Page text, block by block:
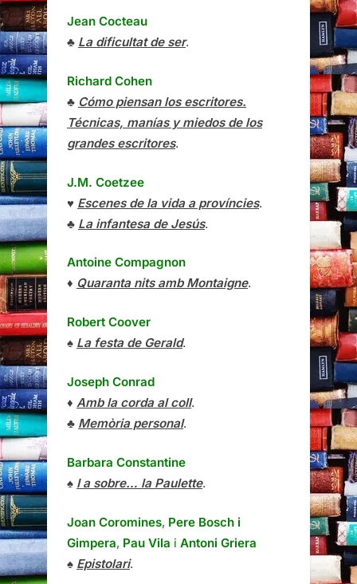
Jean Cocteau
♣ La dificultat de ser.
Richard Cohen
♣ Cómo piensan los escritores.
Técnicas, manías y miedos de los
grandes escritores.
J.M. Coetzee
♥ Escenes de la vida a províncies.
♣ La infantesa de Jesús.
Antoine Compagnon
♦ Quaranta nits amb Montaigne.
Robert Coover
♠ La festa de Gerald.
Joseph Conrad
♦ Amb la corda al coll.
♣ Memòria personal.
Barbara Constantine
♠ I a sobre… la Paulette.
Joan Coromines, Pere Bosch i
Gimpera, Pau Vila i Antoni Griera
♠ Epistolari.